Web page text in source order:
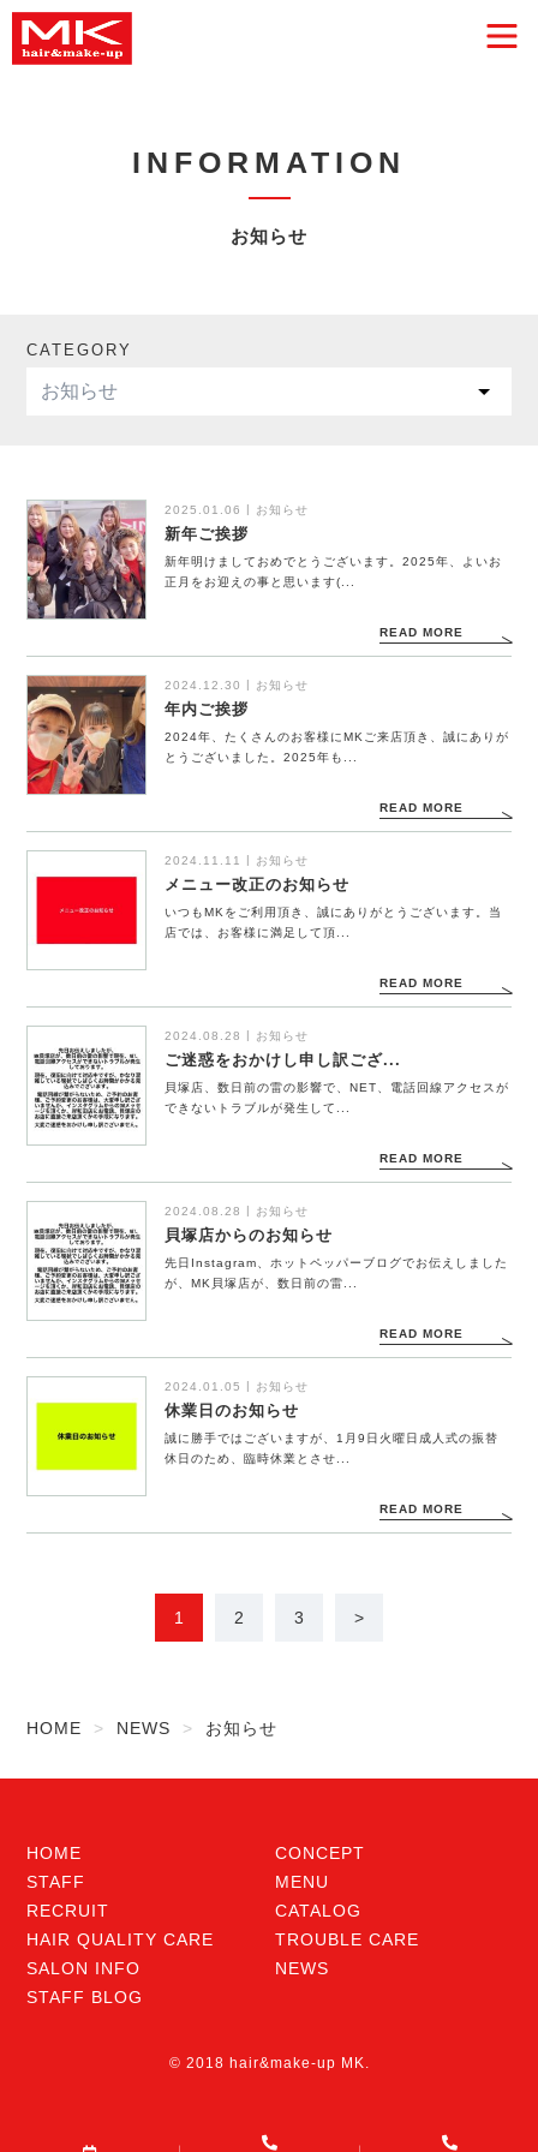
NEWS
CONCEPT
STAFF
MENU
RECRUIT
SALON INFO
INFORMATION
お知らせ
CATEGORY
2025.01.06 お知らせ
新年ご挨拶
新年明けましておめでとうございます。2025年、よいお
正月をお迎えの事と思います(...
READ MORE
2024.12.30 お知らせ
年内ご挨拶
2024年、たくさんのお客様にMKご来店頂き、誠にありが
とうございました。2025年も...
READ MORE
2024.11.11 お知らせ
メニュー改正のお知らせ
いつもMKをご利用頂き、誠にありがとうございます。当
店では、お客様に満足して頂...
READ MORE
2024.08.28 お知らせ
ご迷惑をおかけし申し訳ござ...
貝塚店、数日前の雷の影響で、NET、電話回線アクセスが
できないトラブルが発生して...
READ MORE
2024.08.28 お知らせ
貝塚店からのお知らせ
先日Instagram、ホットペッパーブログでお伝えしました
が、MK貝塚店が、数日前の雷...
READ MORE
2024.01.05 お知らせ
休業日のお知らせ
誠に勝手ではございますが、1月9日火曜日成人式の振替
休日のため、臨時休業とさせ...
READ MORE
1 2 3 >
HOME NEWS お知らせ
HOME
CONCEPT
STAFF
MENU
RECRUIT
CATALOG
HAIR QUALITY CARE
TROUBLE CARE
SALON INFO
NEWS
STAFF BLOG
© 2018 hair&make-up MK.